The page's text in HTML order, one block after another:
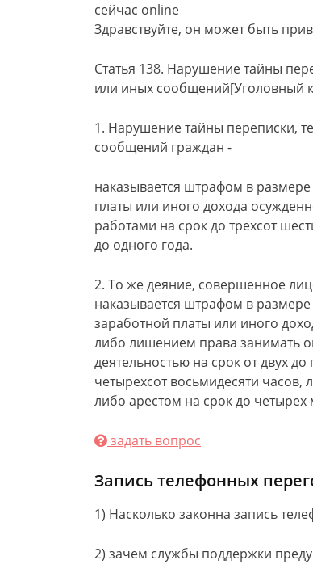
сейчас online
Здравствуйте, он может быть
Статья 138. Нарушение тайны
или иных сообщений[Уголовный
1. Нарушение тайны переписки,
сообщений граждан -
наказывается штрафом в
платы или иного дохода
работами на срок до трехсот
до одного года.
2. То же деяние, совершенное
наказывается штрафом в размере
заработной платы или иного
либо лишением права занимать
деятельностью на срок от двух
четырехсот восьмидесяти
либо арестом на срок до
задать вопрос
Запись телефонных
1) Насколько законна запись
2) зачем службы поддержки